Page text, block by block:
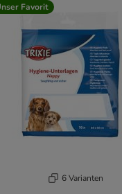
Favorit
6 Varianten